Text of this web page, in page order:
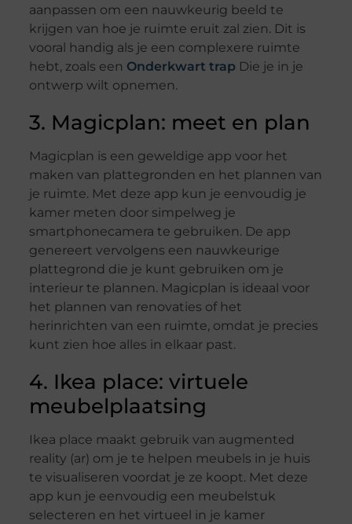
aanpassen om een nauwkeurig beeld te
krijgen van hoe je ruimte eruit zal zien. Dit is
vooral handig als je een complexere ruimte
hebt, zoals een Onderkwart trap Die je in je
ontwerp wilt opnemen.
3. Magicplan: meet en plan
Magicplan is een geweldige app voor het
maken van plattegronden en het plannen van
je ruimte. Met deze app kun je eenvoudig je
kamer meten door simpelweg je
smartphonecamera te gebruiken. De app
genereert vervolgens een nauwkeurige
plattegrond die je kunt gebruiken om je
interieur te plannen. Magicplan is ideaal voor
het plannen van renovaties of het
herinrichten van een ruimte, omdat je precies
kunt zien hoe alles in elkaar past.
4. Ikea place: virtuele
meubelplaatsing
Ikea place maakt gebruik van augmented
reality (ar) om je te helpen meubels in je huis
te visualiseren voordat je ze koopt. Met deze
app kun je eenvoudig een meubelstuk
selecteren en het virtueel in je kamer